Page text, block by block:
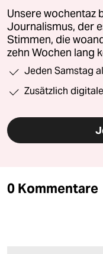
Unsere wochentaz
Journalismus, der
Stimmen, die
zehn Wochen lang
Jeden Samstag
Zusätzlich
0 Kommentare